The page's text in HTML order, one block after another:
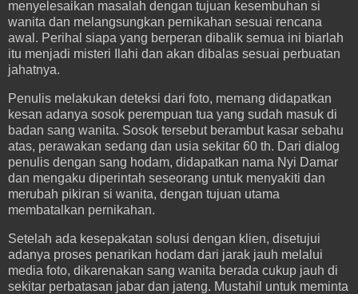
menyelesaikan masalah dengan tujuan kesembuhan si
wanita dan melangsungkan pernikahan sesuai rencana
awal. Perihal siapa yang berperan dibalik semua ini biarlah
itu menjadi misteri Ilahi dan akan dibalas sesuai perbuatan
jahatnya.
Penulis melakukan deteksi dari foto, memang didapatkan
kesan adanya sosok perempuan tua yang sudah masuk di
badan sang wanita. Sosok tersebut berambut kasar sebahu
atas, perawakan sedang dan usia sekitar 60 th. Dari dialog
penulis dengan sang hodam, didapatkan nama Nyi Damar
dan mengaku diperintah seseorang untuk menyakiti dan
merubah pikiran si wanita, dengan tujuan utama
membatalkan pernikahan.
Setelah ada kesepakatan solusi dengan klien, disetujui
adanya proses penarikan hodam dari jarak jauh melalui
media foto, dikarenakan sang wanita berada cukup jauh di
sekitar perbatasan jabar dan jateng. Mustahil untuk meminta